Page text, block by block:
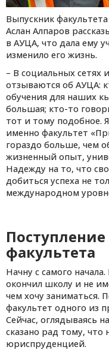
Выпускник
Аслан Алпаров
в АУЦА, что дала ему
изменило его жизнь.
– В социальных сетях
отзываются об АУЦА:
обучения для наших
большая; кто-то
тот и тому подобное.
именно факультет
гораздо больше, чем
жизненный опыт,
Надежду на то, что
добиться успеха не
международном
факультета
Начну с самого
окончил школу и не
чем хочу заниматься.
факультет одного из
Сейчас, оглядываясь
сказано рад тому, что
юриспруденцией.